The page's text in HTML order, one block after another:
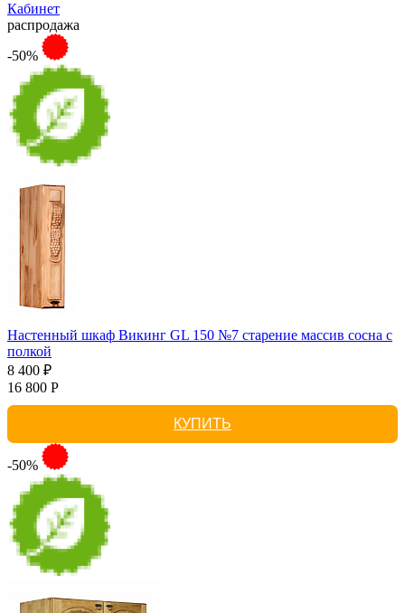
Кабинет
распродажа
-50%
Настенный шкаф Викинг GL 150 №7 старение массив сосна с
полкой
8 400 ₽
16 800 Р
КУПИТЬ
-50%